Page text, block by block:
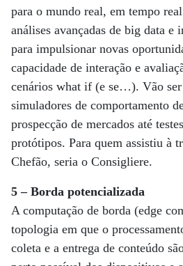
para o mundo real, em tempo
análises avançadas de big data
para impulsionar novas
capacidade de interação e
cenários what if (e se…). Vão ser
simuladores de comportamento
prospecção de mercados até
protótipos. Para quem assistiu à
Chefão, seria o Consigliere.
5 – Borda potencializada
A computação de borda (edge
topologia em que o
coleta e a entrega de conteúdo